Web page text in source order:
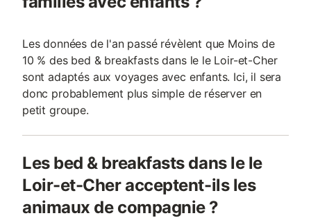
Les données de l'an passé révèlent que Moins de
10 % des bed & breakfasts dans le le Loir-et-Cher
sont adaptés aux voyages avec enfants. Ici, il sera
donc probablement plus simple de réserver en
petit groupe.
Les bed & breakfasts dans le le
Loir-et-Cher acceptent-ils les
animaux de compagnie ?